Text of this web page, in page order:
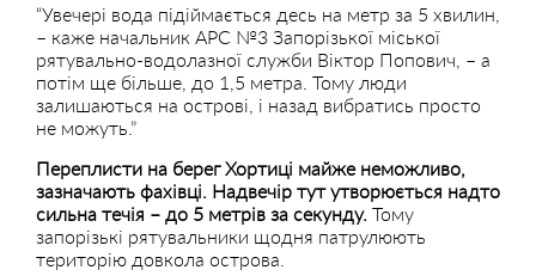
“Увечері вода підіймається десь на метр за 5 хвилин,
– каже начальник АРС №3 Запорізької міської
рятувально-водолазної служби Віктор Попович, – а
потім ще більше, до 1,5 метра. Тому люди
залишаються на острові, і назад вибратись просто
не можуть.”
Переплисти на берег Хортиці майже неможливо,
зазначають фахівці. Надвечір тут утворюється надто
сильна течія – до 5 метрів за секунду. Тому
запорізькі рятувальники щодня патрулюють
територію довкола острова.